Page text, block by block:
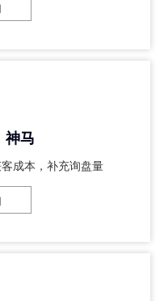
神马
成本，补充询盘量